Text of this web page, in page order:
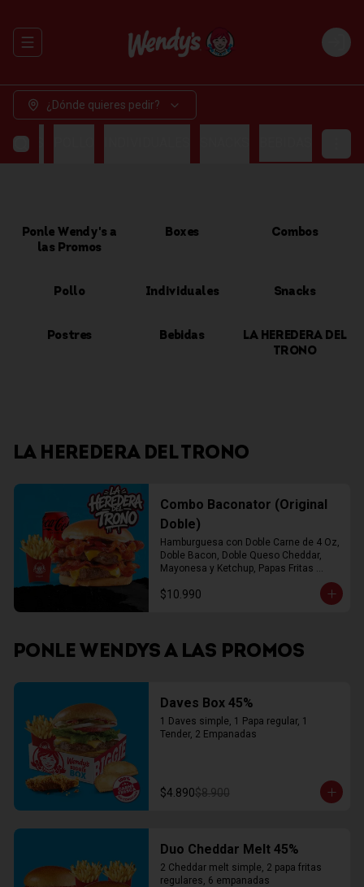
Abrir menu de navegación Login
¿Dónde quieres pedir?
Ponle Wendy's a
las Promos
Boxes Combos
Pollo Individuales Snacks
Postres Bebidas
LA HEREDERA DEL
TRONO
LA HEREDERA DEL TRONO
Combo Baconator (Original
Doble)
Hamburguesa con Doble Carne de 4 Oz,
Doble Bacon, Doble Queso Cheddar,
Mayonesa y Ketchup, Papas Fritas
$10.990
PONLE WENDYS A LAS PROMOS
Daves Box 45%
1 Daves simple, 1 Papa regular, 1
Tender, 2 Empanadas
$4.890$8.900
Duo Cheddar Melt 45%
2 Cheddar melt simple, 2 papa fritas
regulares, 6 empanadas